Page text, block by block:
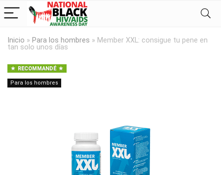
Inicio » Para los hombres » Member XXL: consigue tu pene en
tan solo unos días
RECOMMANDÉ
Para los hombres